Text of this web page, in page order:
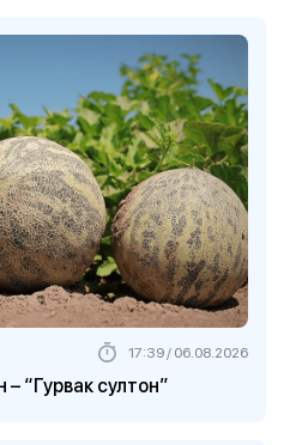
“Гурвак султон”
17:39 / 06.08.2026